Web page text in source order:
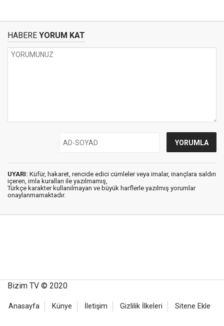
HABERE YORUM KAT
UYARI: Küfür, hakaret, rencide edici cümleler veya imalar, inançlara saldırı
içeren, imla kuralları ile yazılmamış,
Türkçe karakter kullanılmayan ve büyük harflerle yazılmış yorumlar
onaylanmamaktadır.
Bizim TV © 2020
Anasayfa Künye İletişim Gizlilik İlkeleri Sitene Ekle